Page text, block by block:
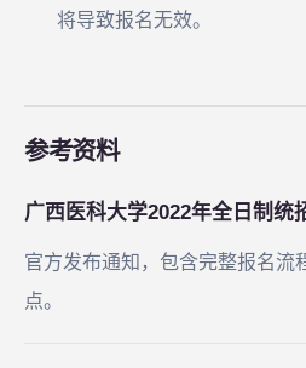
将导致报名无效。
参考资料
广西医科大学2022年全日制统
官方发布通知，包含完整报名流
点。